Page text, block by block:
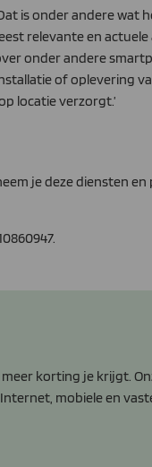
is onder andere wat
relevante en actuele
onder andere
of oplevering
locatie verzorgt.’
je deze diensten
korting je krijgt.
mobiele en